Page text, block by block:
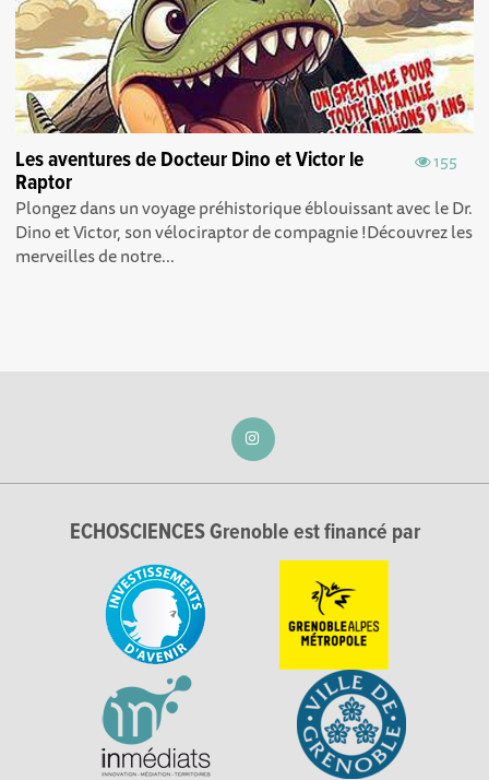
155
Les aventures de Docteur Dino et Victor le
Raptor
Plongez dans un voyage préhistorique éblouissant avec le Dr.
Dino et Victor, son vélociraptor de compagnie !Découvrez les
merveilles de notre...
ECHOSCIENCES Grenoble est financé par